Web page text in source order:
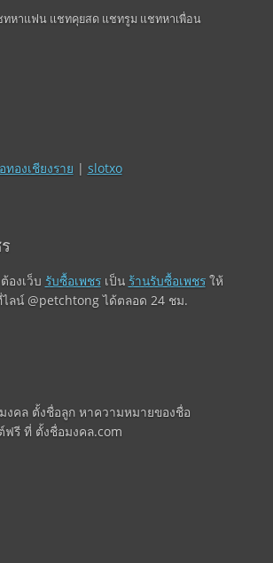
หาแฟน แชทคุยสด แชทรูม แชทหาเพื่อน
ทองเชียงราย | slotxo
องเว็บ รับซื้อเพชรเป็น ร้านรับซื้อเพชรให้
ไลน์ @petchtong ได้ตลอด 24 ชม.
งคล ตั้งชื่อลูก หาความหมายของชื่อ
ฟรี ที่ ตั้งชื่อมงคล.com